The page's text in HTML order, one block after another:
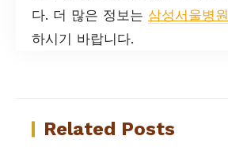
다. 더 많은 정보는 삼성서울병원
하시기 바랍니다.
Related Posts